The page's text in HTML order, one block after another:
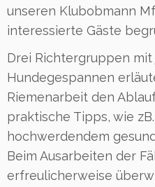
unseren Klubobmann
interessierte Gäste
Drei Richtergruppen mit
Hundegespannen
Riemenarbeit den
praktische Tipps, wie
hochwerdendem
Beim Ausarbeiten der
erfreulicherweise